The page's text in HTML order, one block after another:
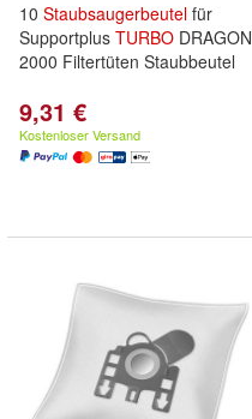
10 Staubsaugerbeutel für
Supportplus TURBO DRAGON
2000 Filtertüten Staubbeutel
9,31 €
Kostenloser Versand